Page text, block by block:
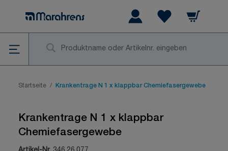
Warenkorb
Startseite / Krankentrage N 1 x klappbar Chemiefasergewebe
Krankentrage N 1 x klappbar
Chemiefasergewebe